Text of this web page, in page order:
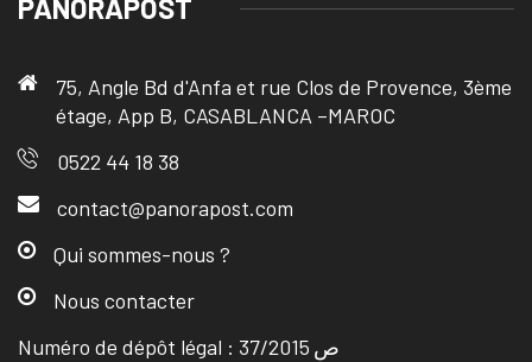
PANORAPOST
75, Angle Bd d'Anfa et rue Clos de Provence, 3ème
étage, App B, CASABLANCA –MAROC
0522 44 18 38
contact@panorapost.com
Qui sommes-nous ?
Nous contacter
Numéro de dépôt légal : ص 37/2015